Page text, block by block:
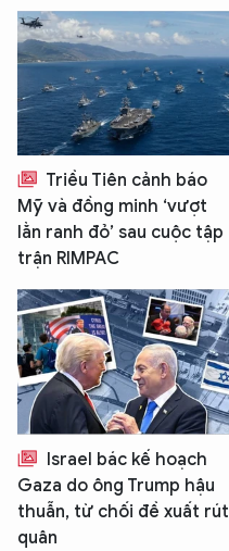
Triều Tiên cảnh báo
Mỹ và đồng minh ‘vượt
lằn ranh đỏ’ sau cuộc tập
trận RIMPAC
Israel bác kế hoạch
Gaza do ông Trump hậu
thuẫn, từ chối đề xuất rút
quân